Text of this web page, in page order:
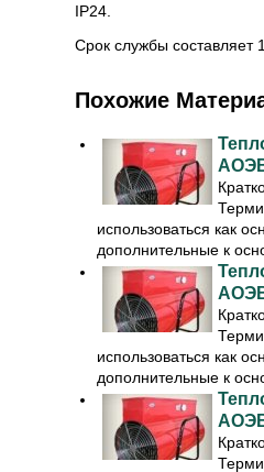
IP24.
Срок службы составляет
Похожие
использоваться как
дополнительные к
использоваться как
дополнительные к